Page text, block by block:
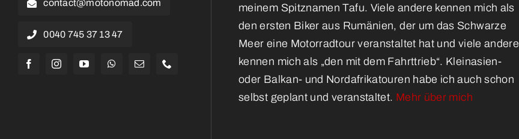
contact@motonomad.com
0040 745 37 13 47
meinem Spitznamen Tafu. Viele andere kennen mich als
den ersten Biker aus Rumänien, der um das Schwarze
Meer eine Motorradtour veranstaltet hat und viele andere
kennen mich als „den mit dem Fahrttrieb“. Kleinasien-
oder Balkan- und Nordafrikatouren habe ich auch schon
selbst geplant und veranstaltet. Mehr über mich